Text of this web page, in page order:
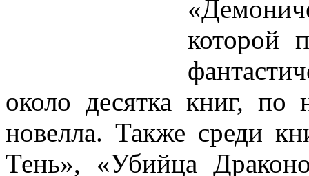
которой
около десятка книг, по
новелла. Также среди
Тень», «Убийца